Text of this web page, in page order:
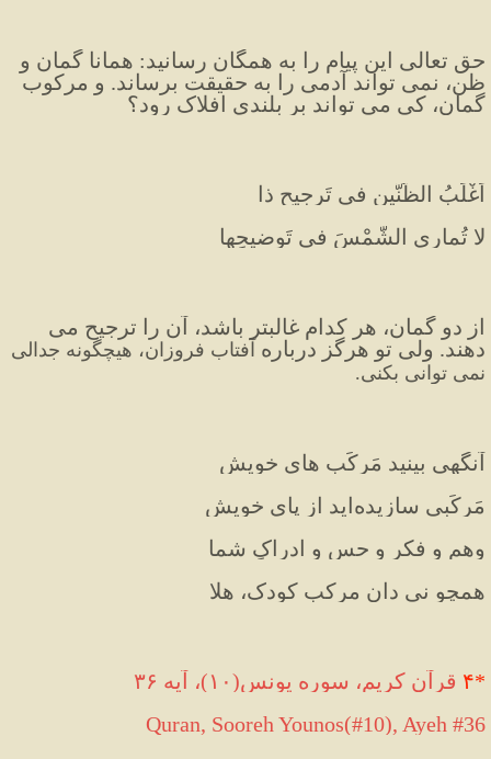
گمان، کی می تواند بر بلندی افلاک رود؟
اَغْلَبُ الظَّنَّینِ فی تَرجیحِ ذا
لا تُمارِی الشَّمْسَ فی تَوضیحِها
دهند. ولی تو هرگز درباره
نمی توانی بکنی.
آنگهی بینید مَرکَب های خویش
مَرکَبی سازیده‌اید از پایِ خویش
وهم و فکر و حس و ادراکِ شما
همچو نی دان مرکبِ کودک، هلا
*۴ قرآن کریم، سوره یونس(۱۰)، آیه ۳۶
Quran, Sooreh Younos(#10), Ayeh #36